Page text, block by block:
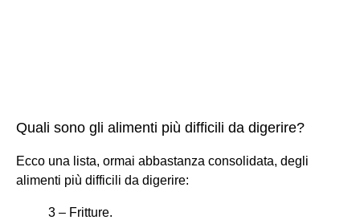
Quali sono gli alimenti più difficili da digerire?
Ecco una lista, ormai abbastanza consolidata, degli
alimenti più difficili da digerire:
3 – Fritture.